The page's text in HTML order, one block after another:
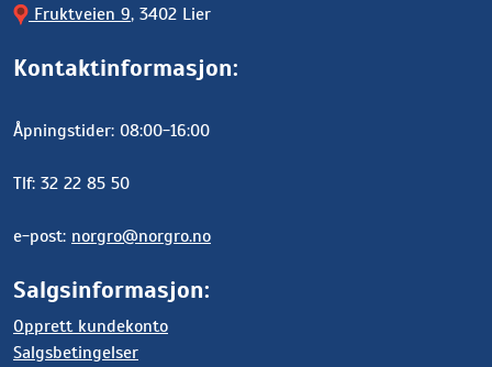
Fruktveien 9, 3402 Lier
Kontaktinformasjon:
Åpningstider: 08:00-16:00
Tlf: 32 22 85 50
e-post: norgro@norgro.no
Salgsinformasjon:
Opprett kundekonto
Salgsbetingelser